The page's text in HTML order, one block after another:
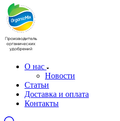
О нас
Новости
Статьи
Доставка и оплата
Контакты